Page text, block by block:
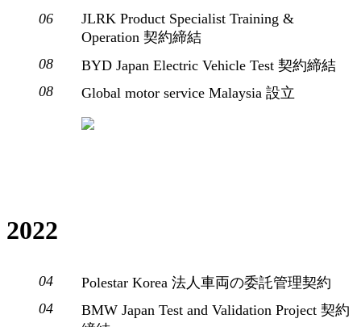
06
JLRK Product Specialist Training &
Operation 契約締結
08
BYD Japan Electric Vehicle Test 契約締結
08
Global motor service Malaysia 設立
2022
04
Polestar Korea 法人車両の委託管理契約
04
BMW Japan Test and Validation Project 契約